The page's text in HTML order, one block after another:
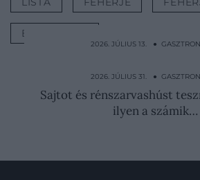
EGYTÁLÉTEL
2026. JÚLIUS 13. ●
így állítsd
2026. JÚLIUS 31. ●
Sajtot és rénszarvashúst
ilyen a számik…